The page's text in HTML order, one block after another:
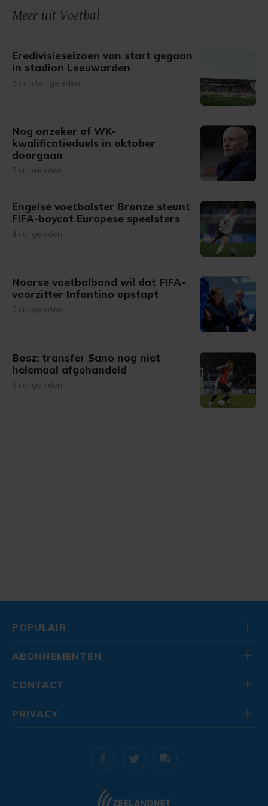
Meer uit Voetbal
Eredivisieseizoen van start gegaan
in stadion Leeuwarden
8 minuten geleden
Nog onzeker of WK-
kwalificatieduels in oktober
doorgaan
3 uur geleden
Engelse voetbalster Bronze steunt
FIFA-boycot Europese speelsters
4 uur geleden
Noorse voetbalbond wil dat FIFA-
voorzitter Infantino opstapt
5 uur geleden
Bosz: transfer Sano nog niet
helemaal afgehandeld
6 uur geleden
POPULAIR
ABONNEMENTEN
CONTACT
PRIVACY